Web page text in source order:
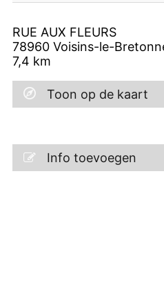
RUE AUX FLEURS
78960 Voisins-le-
7,4 km
Toon op de kaart
Info toevoegen